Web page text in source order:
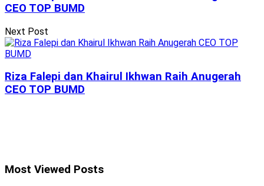
CEO TOP BUMD
Next Post
Riza Falepi dan Khairul Ikhwan Raih Anugerah
CEO TOP BUMD
Most Viewed Posts